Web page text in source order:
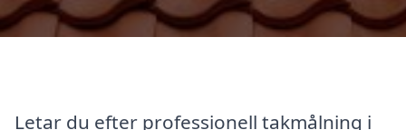
Letar du efter professionell takmålning i